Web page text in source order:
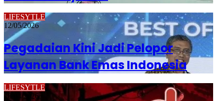
LIFESYTLE
12/05/2026
Pegadaian Kini Jadi Pelopor
Layanan Bank Emas Indonesia
LIFESYTLE
18/04/2026